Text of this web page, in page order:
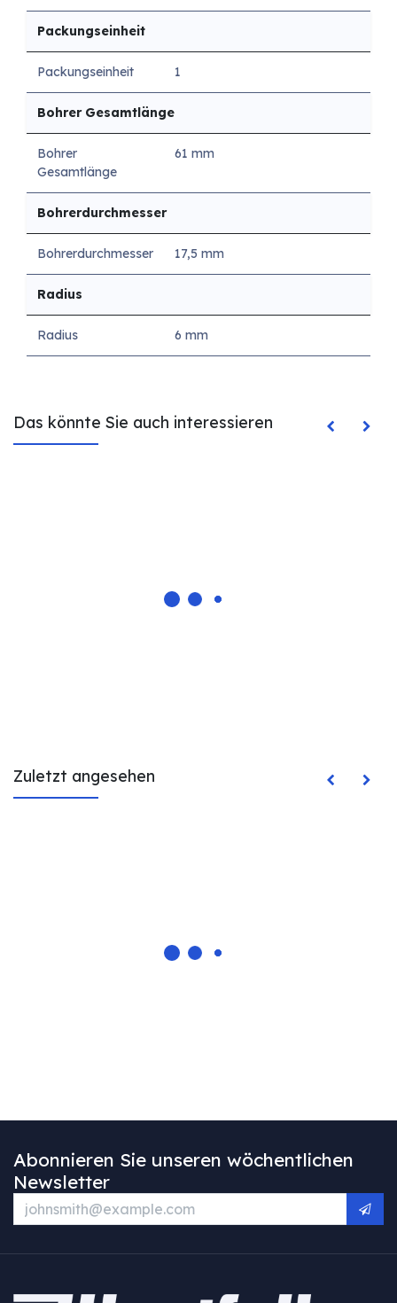
Packungseinheit
Packungseinheit 1
Bohrer Gesamtlänge
Bohrer
Gesamtlänge
61 mm
Bohrerdurchmesser
Bohrerdurchmesser 17,5 mm
Radius
Radius 6 mm
Das könnte Sie auch interessieren
Zuletzt angesehen
Abonnieren Sie unseren wöchentlichen
Newsletter